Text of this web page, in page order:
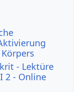
- Lektüre
2 - Online